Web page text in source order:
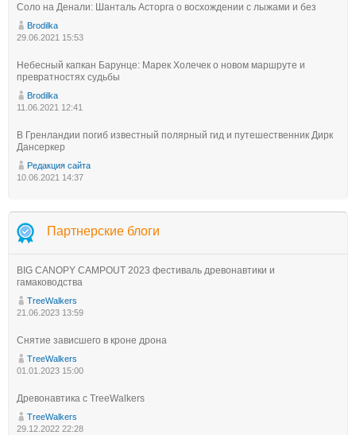
Соло на Денали: Шанталь Асторга о восхождении с лыжами и без
Brodilka
29.06.2021 15:53
Небесный капкан Барунце: Марек Холечек о новом маршруте и
превратностях судьбы
Brodilka
11.06.2021 12:41
В Гренландии погиб известный полярный гид и путешественник Дирк
Дансеркер
Редакция сайта
10.06.2021 14:37
Партнерские блоги
BIG CANOPY CAMPOUT 2023 фестиваль древонавтики и
гамаководства
TreeWalkers
21.06.2023 13:59
Снятие зависшего в кроне дрона
TreeWalkers
01.01.2023 15:00
Древонавтика с TreeWalkers
TreeWalkers
29.12.2022 22:28